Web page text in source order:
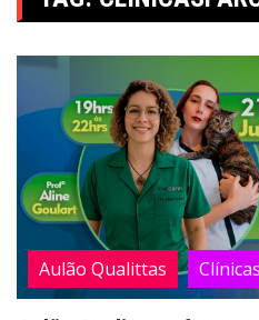
Aulão Qualittas